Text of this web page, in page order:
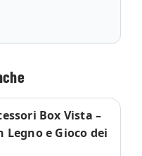
Box Vista –
Legno e Gioco dei